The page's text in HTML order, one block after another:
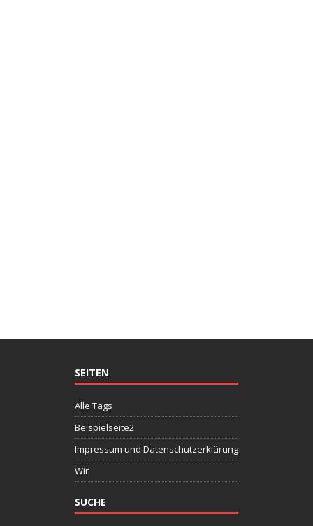
SEITEN
Alle Tags
Beispielseite2
Impressum und Datenschutzerklärung
Wir
SUCHE